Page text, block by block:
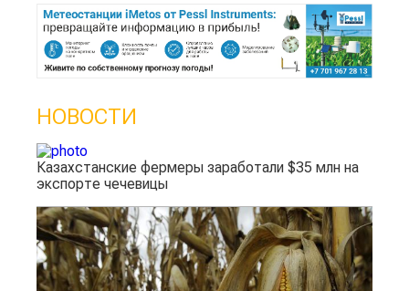
НОВОСТИ
Казахстанские фермеры заработали $35 млн на
экспорте чечевицы